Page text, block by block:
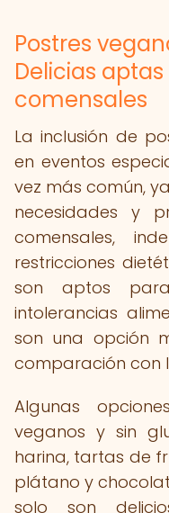
Postres
Delicias
comensales
La inclusión de
en eventos
vez más común,
necesidades y
comensales,
restricciones
son aptos
intolerancias
son una opción
comparación con
Algunas
veganos y sin
harina, tartas de
plátano y
solo son